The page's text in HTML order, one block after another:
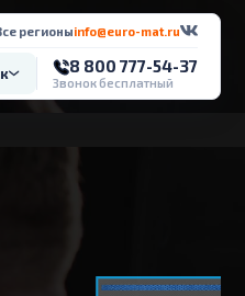
регионыinfo@euro-mat.ru
8 800 777-54-37
Звонок бесплатный